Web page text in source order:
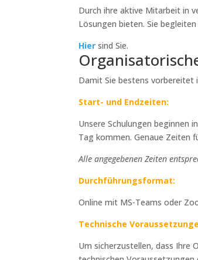
Online
|
Menge
Durch ihre aktive Mitarbeit in
Lösungen bieten. Sie
Hier sind Sie.
Damit Sie bestens vorbereitet
Start- und Endzeiten:
Unsere Schulungen beginnen
Tag kommen. Genaue Zeiten
Alle angegebenen Zeiten
Durchführungsformat:
Online mit MS-Teams oder
Technische
Um sicherzustellen, dass Ihre